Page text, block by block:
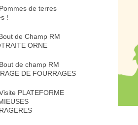
de terres
!
de Champ RM
ORNE
de champ RM
DE FOURRAGES
PLATEFORME